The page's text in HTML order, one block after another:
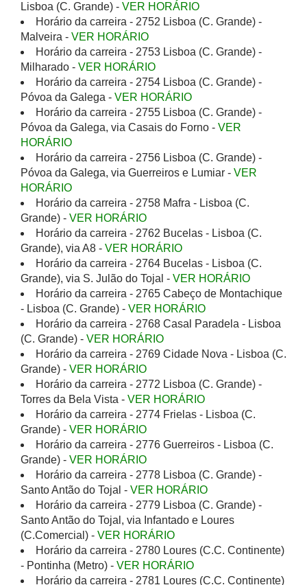
Lisboa (C. Grande) - VER HORÁRIO
Horário da carreira - 2752 Lisboa (C. Grande) -
Malveira - VER HORÁRIO
Horário da carreira - 2753 Lisboa (C. Grande) -
Milharado - VER HORÁRIO
Horário da carreira - 2754 Lisboa (C. Grande) -
Póvoa da Galega - VER HORÁRIO
Horário da carreira - 2755 Lisboa (C. Grande) -
Póvoa da Galega, via Casais do Forno - VER
HORÁRIO
Horário da carreira - 2756 Lisboa (C. Grande) -
Póvoa da Galega, via Guerreiros e Lumiar - VER
HORÁRIO
Horário da carreira - 2758 Mafra - Lisboa (C.
Grande) - VER HORÁRIO
Horário da carreira - 2762 Bucelas - Lisboa (C.
Grande), via A8 - VER HORÁRIO
Horário da carreira - 2764 Bucelas - Lisboa (C.
Grande), via S. Julão do Tojal - VER HORÁRIO
Horário da carreira - 2765 Cabeço de Montachique
- Lisboa (C. Grande) - VER HORÁRIO
Horário da carreira - 2768 Casal Paradela - Lisboa
(C. Grande) - VER HORÁRIO
Horário da carreira - 2769 Cidade Nova - Lisboa (C.
Grande) - VER HORÁRIO
Horário da carreira - 2772 Lisboa (C. Grande) -
Torres da Bela Vista - VER HORÁRIO
Horário da carreira - 2774 Frielas - Lisboa (C.
Grande) - VER HORÁRIO
Horário da carreira - 2776 Guerreiros - Lisboa (C.
Grande) - VER HORÁRIO
Horário da carreira - 2778 Lisboa (C. Grande) -
Santo Antão do Tojal - VER HORÁRIO
Horário da carreira - 2779 Lisboa (C. Grande) -
Santo Antão do Tojal, via Infantado e Loures
(C.Comercial) - VER HORÁRIO
Horário da carreira - 2780 Loures (C.C. Continente)
- Pontinha (Metro) - VER HORÁRIO
Horário da carreira - 2781 Loures (C.C. Continente)